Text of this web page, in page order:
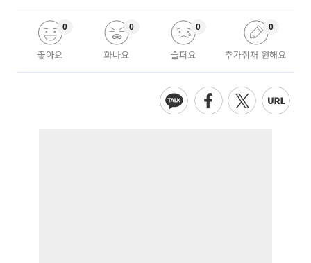
좋아요
0
화나요
0
슬퍼요
0
추가취재 원해요
0